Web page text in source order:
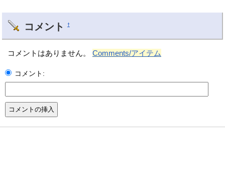
コメント †
コメントはありません。Comments/アイテム
コメント: